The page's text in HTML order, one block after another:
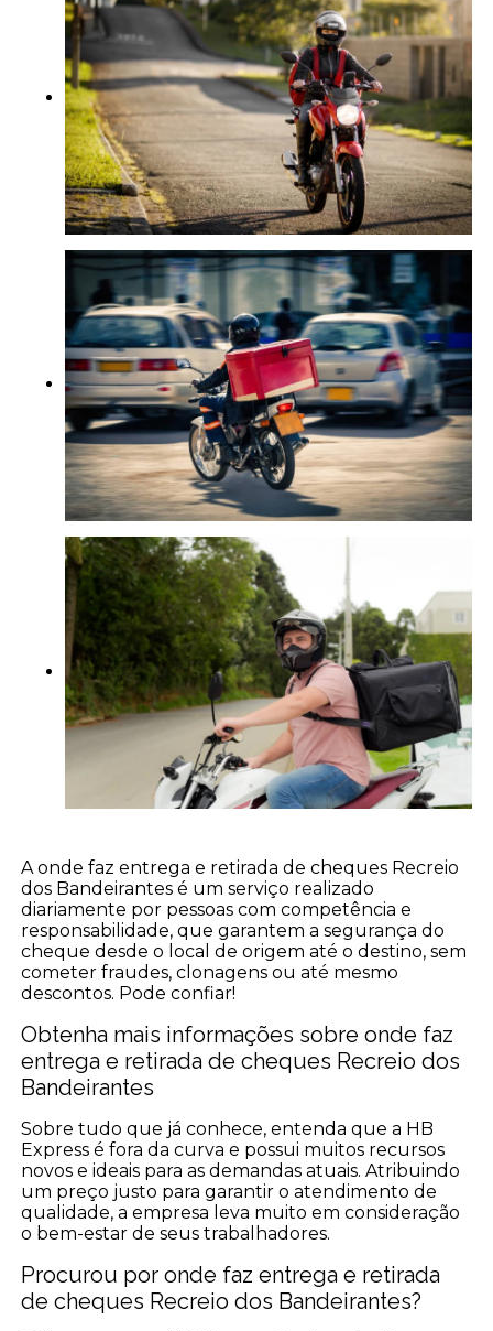
A onde faz entrega e retirada de cheques Recreio
dos Bandeirantes é um serviço realizado
diariamente por pessoas com competência e
responsabilidade, que garantem a segurança do
cheque desde o local de origem até o destino, sem
cometer fraudes, clonagens ou até mesmo
descontos. Pode confiar!
Obtenha mais informações sobre onde faz
entrega e retirada de cheques Recreio dos
Bandeirantes
Sobre tudo que já conhece, entenda que a HB
Express é fora da curva e possui muitos recursos
novos e ideais para as demandas atuais. Atribuindo
um preço justo para garantir o atendimento de
qualidade, a empresa leva muito em consideração
o bem-estar de seus trabalhadores.
Procurou por onde faz entrega e retirada
de cheques Recreio dos Bandeirantes?